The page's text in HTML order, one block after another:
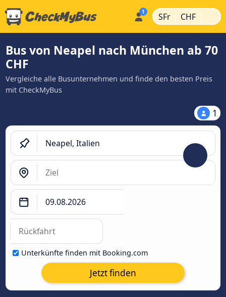
SFr | CHF |
Bus von Neapel nach München ab 70
CHF
Vergleiche alle Busunternehmen und finde den besten Preis
mit CheckMyBus
1
Unterkünfte finden mit Booking.com
Jetzt finden